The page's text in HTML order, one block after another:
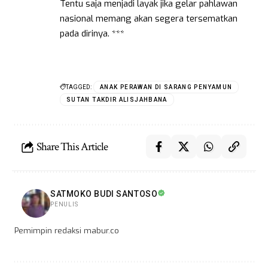
Tentu saja menjadi layak jika gelar pahlawan
nasional memang akan segera tersematkan
pada dirinya. ***
TAGGED:
ANAK PERAWAN DI SARANG PENYAMUN
SUTAN TAKDIR ALISJAHBANA
Share This Article
SATMOKO BUDI SANTOSO
PENULIS
Pemimpin redaksi mabur.co